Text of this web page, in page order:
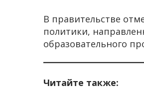
В правительстве
политики,
образовательного
Читайте также: